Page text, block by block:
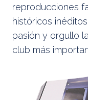
reproducciones
históricos
pasión y orgullo
club más